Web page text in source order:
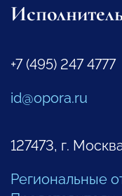
+7 (495) 247 4777
id@opora.ru
127473, г.
Региональные